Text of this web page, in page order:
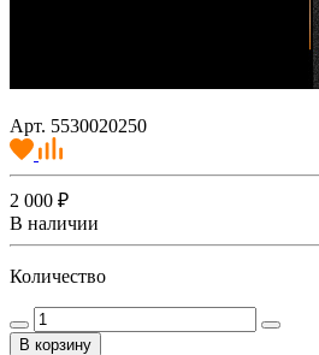
Арт. 5530020250
2 000 ₽
В наличии
Количество
В корзину